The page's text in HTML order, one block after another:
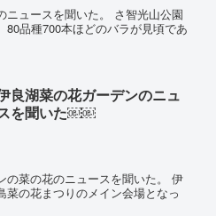
ニュースを聞いた。 さ智光山公園
80品種700本ほどのバラが見頃であ
良湖菜の花ガーデンのニュ
を聞いた￼￼
の菜の花のニュースを聞いた。 伊
菜の花まつりのメイン会場となっ